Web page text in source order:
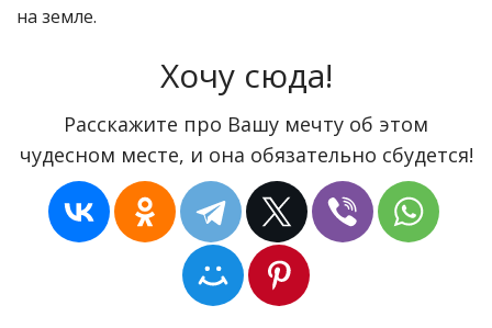
на земле.
Хочу сюда!
Расскажите про Вашу мечту об этом
чудесном месте, и она обязательно сбудется!